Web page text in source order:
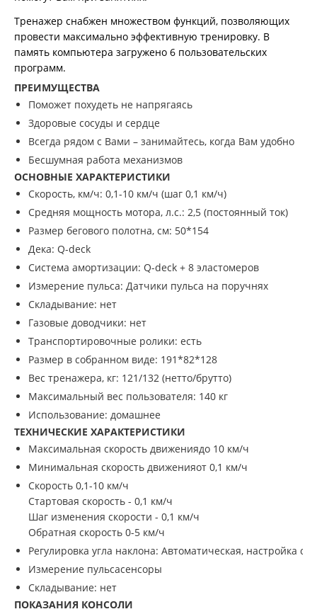
Тренажер снабжен множеством функций, позволяющих
провести максимально эффективную тренировку. В
память компьютера загружено 6 пользовательских
программ.
ПРЕИМУЩЕСТВА
Поможет похудеть не напрягаясь
Здоровые сосуды и сердце
Всегда рядом с Вами – занимайтесь, когда Вам удобно
Бесшумная работа механизмов
ОСНОВНЫЕ ХАРАКТЕРИСТИКИ
Скорость, км/ч: 0,1-10 км/ч (шаг 0,1 км/ч)
Средняя мощность мотора, л.с.: 2,5 (постоянный ток)
Размер бегового полотна, см: 50*154
Дека: Q-deck
Система амортизации: Q-deck + 8 эластомеров
Измерение пульса: Датчики пульса на поручнях
Складывание: нет
Газовые доводчики: нет
Транспортировочные ролики: есть
Размер в собранном виде: 191*82*128
Вес тренажера, кг: 121/132 (нетто/брутто)
Максимальный вес пользователя: 140 кг
Использование: домашнее
ТЕХНИЧЕСКИЕ ХАРАКТЕРИСТИКИ
Максимальная скорость движениядо 10 км/ч
Минимальная скорость движенияот 0,1 км/ч
Скорость 0,1-10 км/ч
Стартовая скорость - 0,1 км/ч
Шаг изменения скорости - 0,1 км/ч
Обратная скорость 0-5 км/ч
Регулировка угла наклона: Автоматическая, настройка с
Измерение пульсасенсоры
Складывание: нет
ПОКАЗАНИЯ КОНСОЛИ